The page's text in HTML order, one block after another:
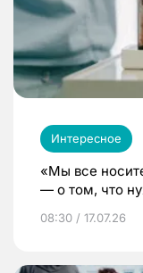
Интересное
«Мы все
— о том, что
08:30 / 17.07.26